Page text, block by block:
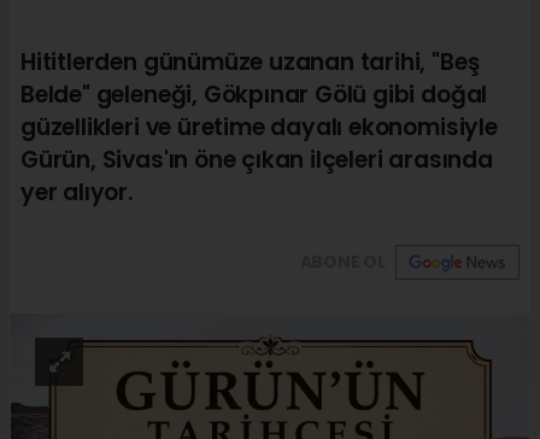
Hititlerden günümüze uzanan tarihi, "Beş
Belde" geleneği, Gökpınar Gölü gibi doğal
güzellikleri ve üretime dayalı ekonomisiyle
Gürün, Sivas'ın öne çıkan ilçeleri arasında
yer alıyor.